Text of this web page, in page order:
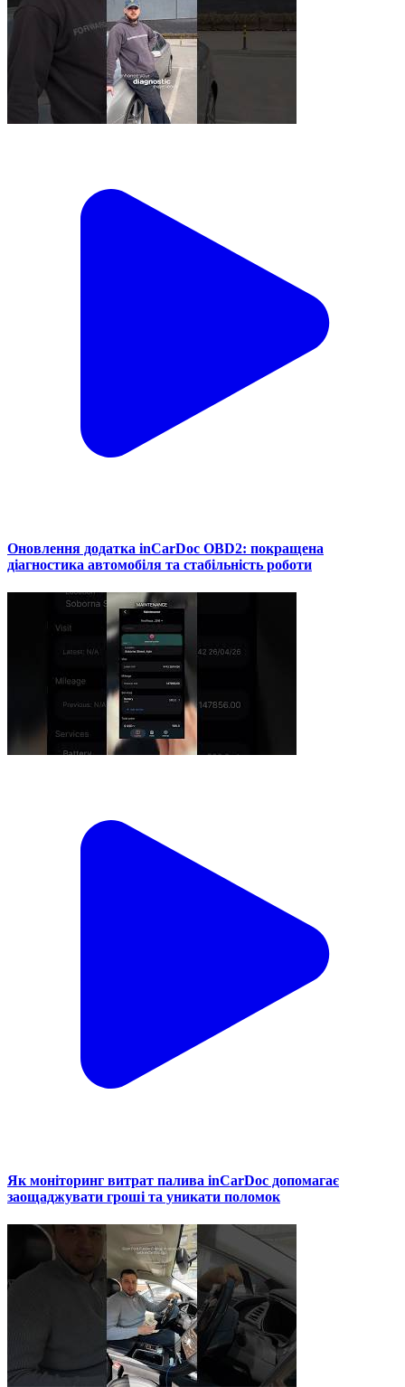
Оновлення додатка inCarDoc OBD2: покращена
діагностика автомобіля та стабільність роботи
Як моніторинг витрат палива inCarDoc допомагає
заощаджувати гроші та уникати поломок